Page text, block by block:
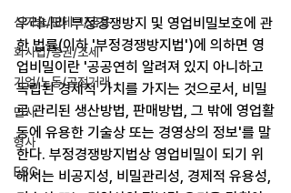
신기술/핀테크/금융
회사법/증권/조세
기업/노동/공정거래
민사
형사
ESG
우리나라 부정경쟁방지 및 영업비밀보호에 관
한 법률(이하 '부정경쟁방지법')에 의하면 영
업비밀이란 '공공연히 알려져 있지 아니하고
독립된 경제적 가치를 가지는 것으로서, 비밀
로 관리된 생산방법, 판매방법, 그 밖에 영업활
동에 유용한 기술상 또는 경영상의 정보'를 말
한다. 부정경쟁방지법상 영업비밀이 되기 위
해서는 비공지성, 비밀관리성, 경제적 유용성,